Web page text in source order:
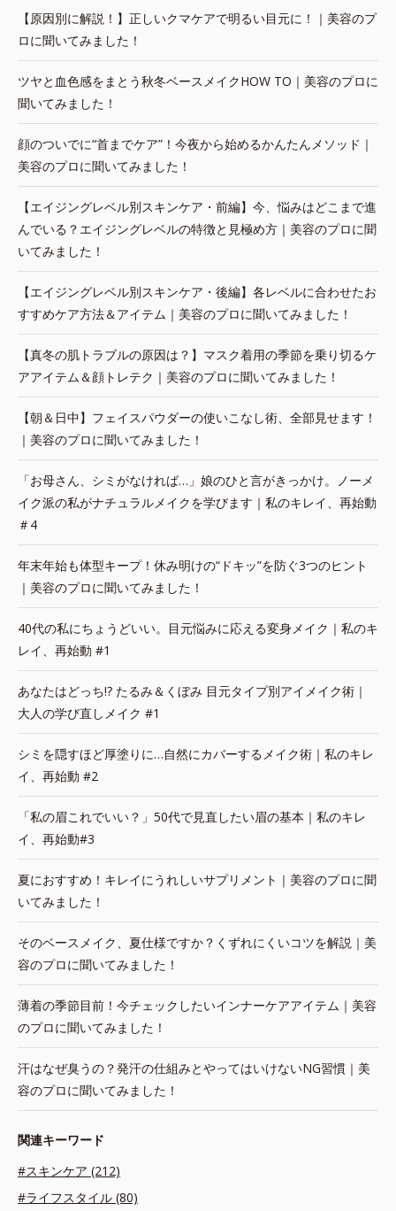
【原因別に解説！】正しいクマケアで明るい目元に！｜美容のプ
ロに聞いてみました！
ツヤと血色感をまとう秋冬ベースメイクHOW TO｜美容のプロに
聞いてみました！
顔のついでに“首までケア”！今夜から始めるかんたんメソッド｜
美容のプロに聞いてみました！
【エイジングレベル別スキンケア・前編】今、悩みはどこまで進
んでいる？エイジングレベルの特徴と見極め方｜美容のプロに聞
いてみました！
【エイジングレベル別スキンケア・後編】各レベルに合わせたお
すすめケア方法＆アイテム｜美容のプロに聞いてみました！
【真冬の肌トラブルの原因は？】マスク着用の季節を乗り切るケ
アアイテム＆顔トレテク｜美容のプロに聞いてみました！
【朝＆日中】フェイスパウダーの使いこなし術、全部見せます！
｜美容のプロに聞いてみました！
「お母さん、シミがなければ…」娘のひと言がきっかけ。ノーメ
イク派の私がナチュラルメイクを学びます｜私のキレイ、再始動
＃4
年末年始も体型キープ！休み明けの“ドキッ”を防ぐ3つのヒント
｜美容のプロに聞いてみました！
40代の私にちょうどいい。目元悩みに応える変身メイク｜私のキ
レイ、再始動 #1
あなたはどっち!? たるみ＆くぼみ 目元タイプ別アイメイク術｜
大人の学び直しメイク #1
シミを隠すほど厚塗りに…自然にカバーするメイク術｜私のキレ
イ、再始動 #2
「私の眉これでいい？」50代で見直したい眉の基本｜私のキレ
イ、再始動#3
夏におすすめ！キレイにうれしいサプリメント｜美容のプロに聞
いてみました！
そのベースメイク、夏仕様ですか？くずれにくいコツを解説｜美
容のプロに聞いてみました！
薄着の季節目前！今チェックしたいインナーケアアイテム｜美容
のプロに聞いてみました！
汗はなぜ臭うの？発汗の仕組みとやってはいけないNG習慣｜美
容のプロに聞いてみました！
関連キーワード
#スキンケア (212)
#ライフスタイル (80)